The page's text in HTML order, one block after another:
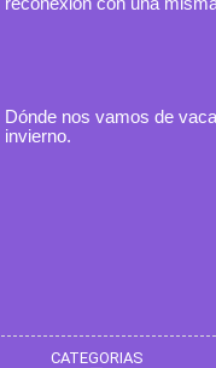
Dónde nos vamos de
invierno.
CATEGORIAS